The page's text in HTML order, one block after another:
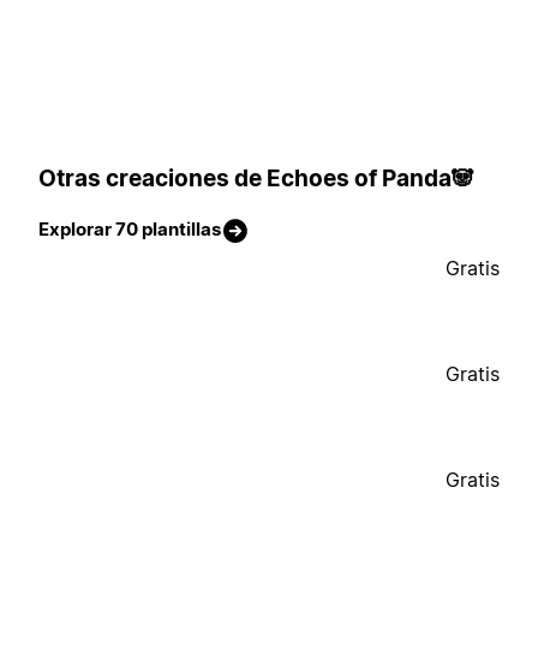
Otras creaciones de Echoes of Panda🐼
Explorar 70 plantillas
Gratis
Gratis
Gratis